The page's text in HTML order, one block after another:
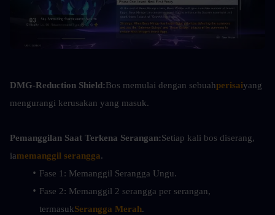
DMG-Reduction Shield:Bos memulai dengan sebuahperisaiyang
mengurangi kerusakan yang masuk.
Pemanggilan Saat Terkena Serangan:Setiap kali bos diserang,
iamemanggil serangga.
Fase 1: Memanggil Serangga Ungu.
Fase 2: Memanggil 2 serangga per serangan,
termasukSerangga Merah.